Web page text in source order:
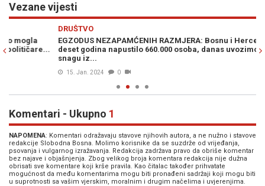
Vezane vijesti
EGZODUS NEZAPAMĆENIH RAZMJERA: Bosnu i Hercegovinu za
deset godina napustilo 660.000 osoba, danas uvozimo radnu
0
Komentari - Ukupno 1
NAPOMENA: Komentari odražavaju stavove njihovih autora, a ne nužno i stavove
redakcije Slobodna Bosna. Molimo korisnike da se suzdrže od vrijeđanja,
psovanja i vulgarnog izražavanja. Redakcija zadržava pravo da obriše komentar
bez najave i objašnjenja. Zbog velikog broja komentara redakcija nije dužna
obrisati sve komentare koji krše pravila. Kao čitalac također prihvatate
mogućnost da među komentarima mogu biti pronađeni sadržaji koji mogu biti
u suprotnosti sa vašim vjerskim, moralnim i drugim načelima i uvjerenjima.